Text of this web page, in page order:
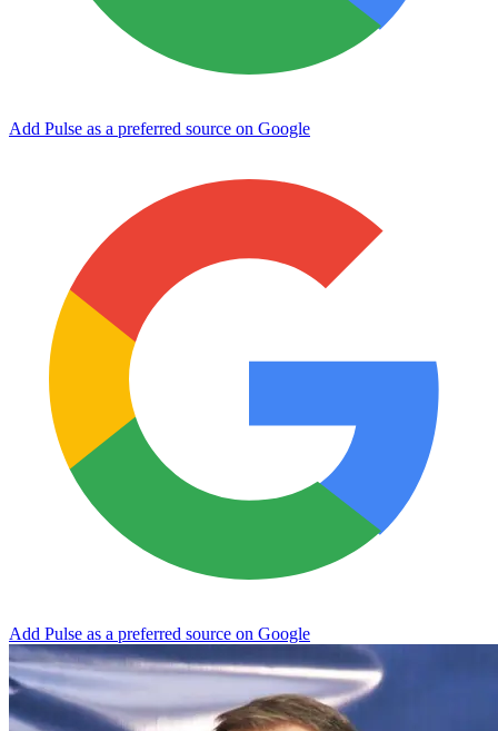
Add Pulse as a preferred source on Google
Add Pulse as a preferred source on Google